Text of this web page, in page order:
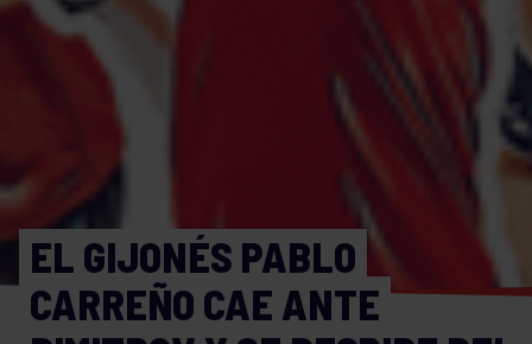
EL GIJONÉS PABLO
CARREÑO CAE ANTE